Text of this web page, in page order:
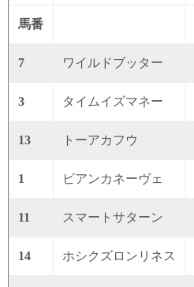
馬番
7 ワイルドブッター
3 タイムイズマネー
13 トーアカフウ
1 ビアンカネーヴェ
11 スマートサターン
14 ホシクズロンリネス